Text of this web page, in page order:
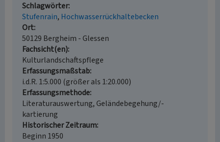
Schlagwörter
Stufenrain Hochwasserrückhaltebecken
Ort
50129 Bergheim - Glessen
Fachsicht(en)
Kulturlandschaftspflege
Erfassungsmaßstab
i.d.R. 1:5.000 (größer als 1:20.000)
Erfassungsmethode
Literaturauswertung, Geländebegehung/-
kartierung
Historischer Zeitraum
Beginn 1950